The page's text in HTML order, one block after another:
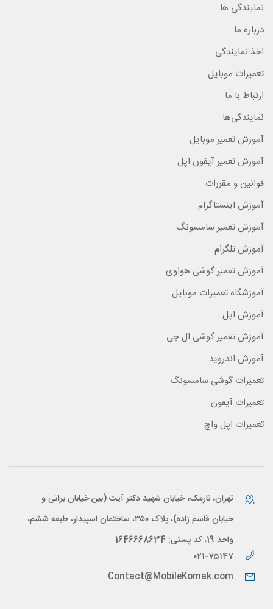
نمایندگی ها
درباره ما
اخذ نمایندگی
تعمیرات موبایل
ارتباط با ما
نمایندگی‌ها
آموزش تعمیر موبایل
آموزش تعمیر آیفون اپل
قوانین و مقررات
آموزش اینستاگرام
آموزش تعمیر سامسونگ
آموزش تلگرام
آموزش تعمیر گوشی هواوی
آموزشگاه تعمیرات موبایل
آموزش اپل
آموزش تعمیر گوشی ال جی
آموزش اندروید
تعمیرات گوشی سامسونگ
تعمیرات آیفون
تعمیرات اپل واچ
تهران، نارمک، خیابان شهید دکتر آیت (بین خیابان براتی و
خیابان قاسم زاده)، پلاک ۳۵۰، ساختمان اسپیدار، طبقه ششم،
واحد 19، کد پستی: 1646668634
۰۲۱-۷۵۱۴۷
Contact@MobileKomak.com